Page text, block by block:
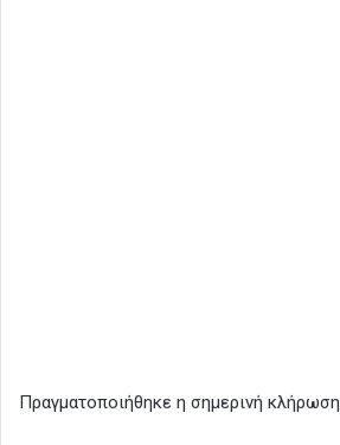
Πραγματοποιήθηκε η σημερινή κλήρωση